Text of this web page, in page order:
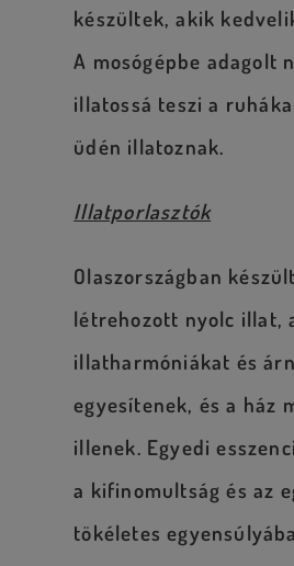
készültek, akik
A mosógépbe adagolt
illatossá teszi a
üdén illatoznak.
Illatporlasztók
Olaszországban
létrehozott nyolc illat,
illatharmóniákat és
egyesítenek, és a ház
illenek. Egyedi
a kifinomultság és az
tökéletes